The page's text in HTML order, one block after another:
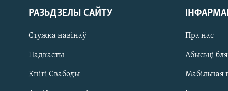
РАЗЬДЗЕЛЫ САЙТУ
Стужка навінаў
Падкасты
Кнігі Свабоды
Пра нас
Абысьці
Мабільная